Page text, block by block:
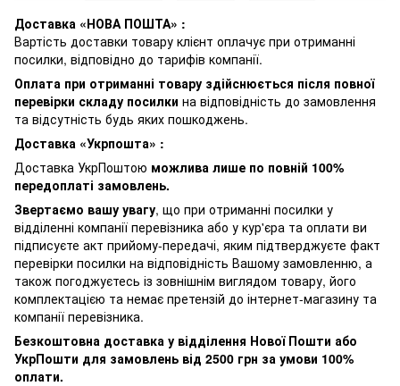
Доставка «НОВА ПОШТА» :
Вартість доставки товару клієнт оплачує при отриманні
посилки, відповідно до тарифів компанії.
Оплата при отриманні товару здійснюється після повної
перевірки складу посилки на відповідність до замовлення
та відсутність будь яких пошкоджень.
Доставка «Укрпошта» :
Доставка УкрПоштою можлива лише по повній 100%
передоплаті замовлень.
Звертаємо вашу увагу, що при отриманні посилки у
відділенні компанії перевізника або у кур'єра та оплати ви
підписуєте акт прийому-передачі, яким підтверджуєте факт
перевірки посилки на відповідність Вашому замовленню, а
також погоджуєтесь із зовнішнім виглядом товару, його
комплектацією та немає претензій до інтернет-магазину та
компанії перевізника.
Безкоштовна доставка у відділення Нової Пошти або
УкрПошти для замовлень від 2500 грн за умови 100%
оплати.